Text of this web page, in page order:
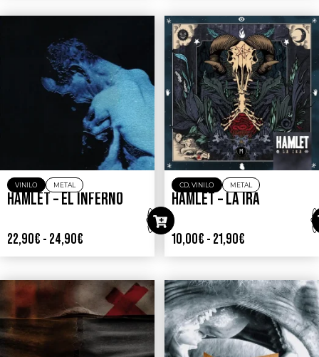
VINILO METAL
HAMLET – EL INFERNO
22,90€ - 24,90€
CD, VINILO METAL
HAMLET – LA IRA
10,00€ - 21,90€